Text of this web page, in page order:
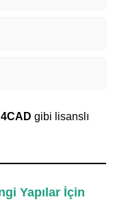
gibi lisanslı
Yapılar İçin